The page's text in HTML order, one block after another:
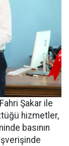
Şakar ile
hizmetler,
basının